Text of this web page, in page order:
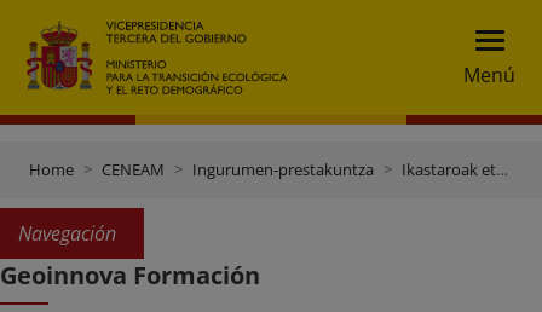
Menú
Home CENEAM Ingurumen-prestakuntza Ikastaroak eta gradu-ondokoak
Navegación
Geoinnova Formación